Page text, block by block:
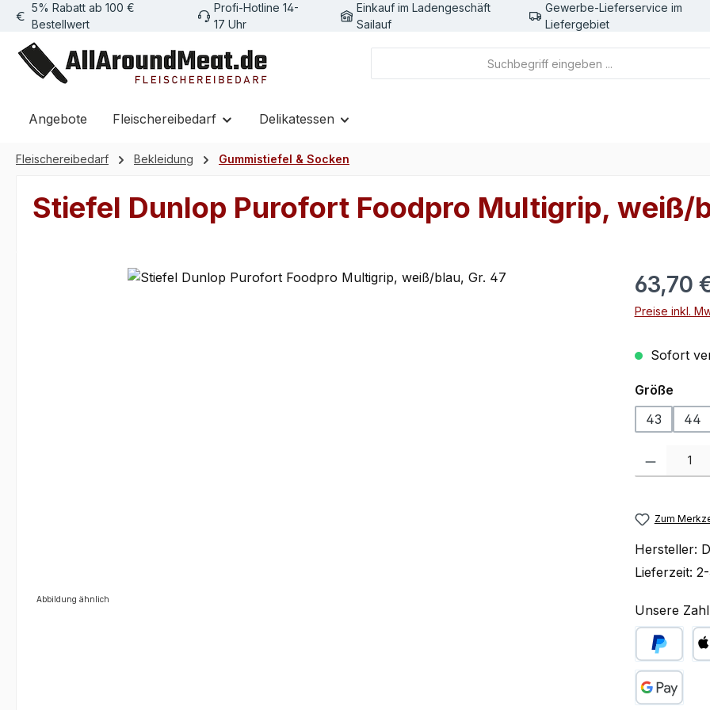
Hauptinhalt springen
Zur Suche springen
Zur Hauptnavigation springen
5% Rabatt ab 100 €
Bestellwert
Profi-Hotline 14-
17 Uhr
Einkauf im Ladengeschäft
Sailauf
Gewerbe-Lieferservice im
Liefergebiet
Angebote Fleischereibedarf Delikatessen
Fleischereibedarf Bekleidung Gummistiefel & Socken
Stiefel Dunlop Purofort Foodpro Multigrip, weiß/
Bildergalerie überspringen
Abbildung ähnlich
Regulärer
63,70
Preise inkl.
Sofort
Größe
43
44
Produkt
Zum
Hersteller:
Lieferzeit:
Unsere
PayPal